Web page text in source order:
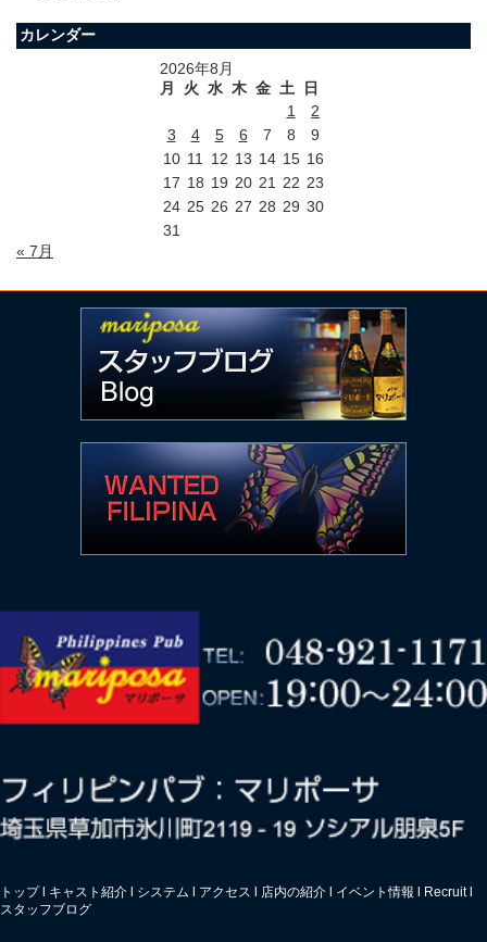
カレンダー
2026年8月
月
火 水 木 金 土
日
1
2
3
4 5 6 7 8
9
10 11 12 13 14 15 16
17 18 19 20 21 22 23
24 25 26 27 28 29 30
31
« 7月
トップl キャスト紹介 システム アクセス 店内の紹介 イベント情報 Recruitl
スタッフブログ